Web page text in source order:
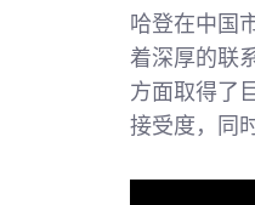
哈登在中国
着深厚的联
方面取得了
接受度，同